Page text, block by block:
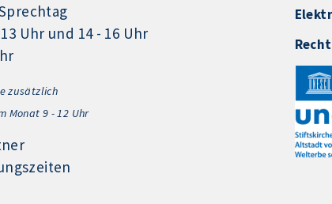
Uhr und 14 - 16 Uhr
zusätzlich
Monat 9 - 12 Uhr